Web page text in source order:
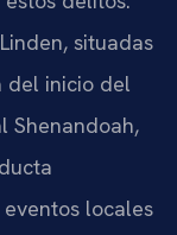
situadas
del inicio del
Shenandoah,
locales